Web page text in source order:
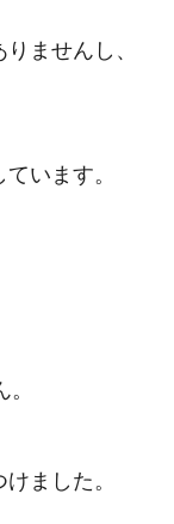
ませんし、
います。
ました。